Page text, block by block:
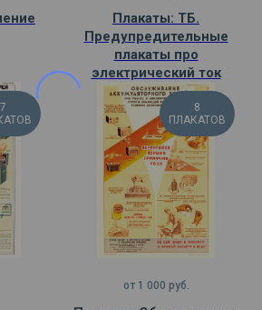
Плакаты: ТБ.
Предупредительные
плакаты про
электрический ток
7
8
ПЛАКАТОВ
от 1 000 руб.